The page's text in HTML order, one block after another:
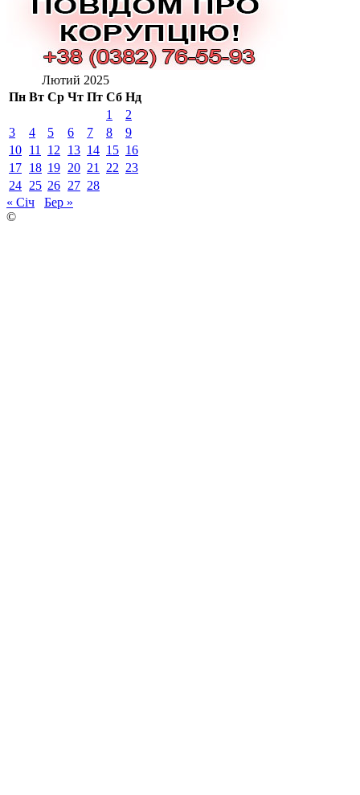
Лютий 2025
Пн Вт Ср Чт Пт Сб Нд
1
2
3
4 5 6 7 8
9
10 11 12 13 14 15 16
17 18 19 20 21 22 23
24 25 26 27 28
« Січ
Бер »
©